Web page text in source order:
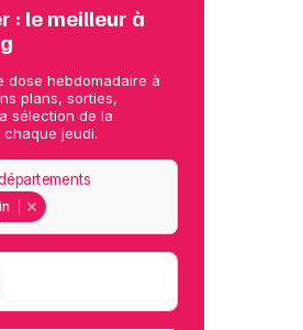
: le meilleur à
dose hebdomadaire à
plans, sorties,
sélection de la
jeudi.